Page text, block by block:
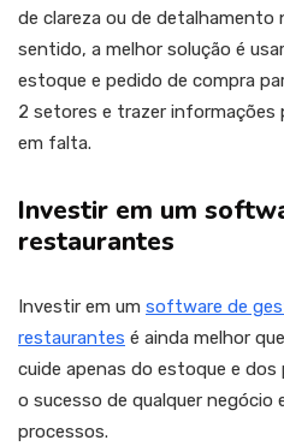
de clareza ou de detalhamento
sentido, a melhor solução é
estoque e pedido de compra
2 setores e trazer informações
em falta.
Investir em um
restaurantes
Investir em um software de
restaurantes é ainda melhor
cuide apenas do estoque e
o sucesso de qualquer
processos.